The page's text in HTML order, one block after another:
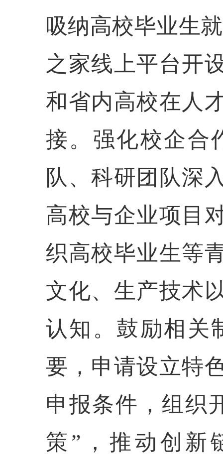
吸纳高校毕业生
之家线上平台开
和省内高校在人
接。强化校企合
队、科研团队深
高校与企业项目
织高校毕业生等
文化、生产技术
认知。鼓励相关
要，申请设立特
申报条件，组织
策”，推动创新